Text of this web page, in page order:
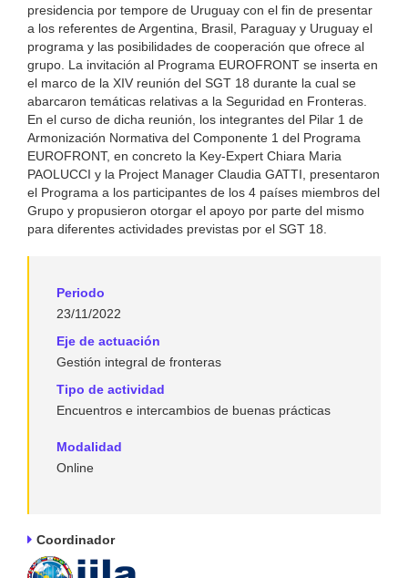
presidencia por tempore de Uruguay con el fin de presentar
a los referentes de Argentina, Brasil, Paraguay y Uruguay el
programa y las posibilidades de cooperación que ofrece al
grupo. La invitación al Programa EUROFRONT se inserta en
el marco de la XIV reunión del SGT 18 durante la cual se
abarcaron temáticas relativas a la Seguridad en Fronteras.
En el curso de dicha reunión, los integrantes del Pilar 1 de
Armonización Normativa del Componente 1 del Programa
EUROFRONT, en concreto la Key-Expert Chiara Maria
PAOLUCCI y la Project Manager Claudia GATTI, presentaron
el Programa a los participantes de los 4 países miembros del
Grupo y propusieron otorgar el apoyo por parte del mismo
para diferentes actividades previstas por el SGT 18.
Periodo
23/11/2022
Eje de actuación
Gestión integral de fronteras
Tipo de actividad
Encuentros e intercambios de buenas prácticas
Modalidad
Online
Coordinador